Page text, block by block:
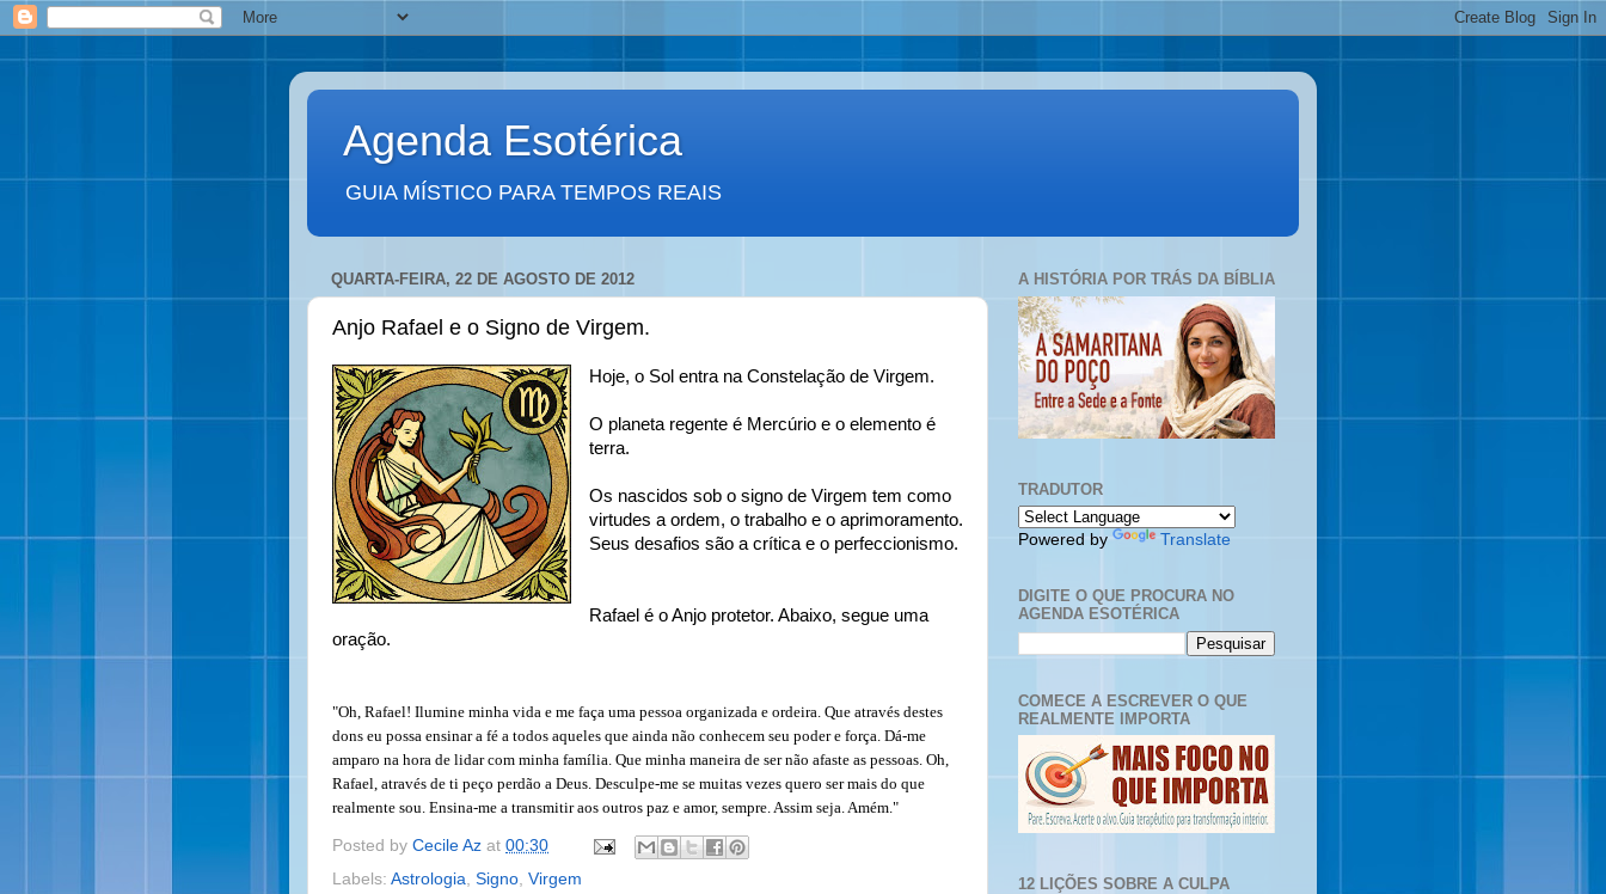
Agenda Esotérica
GUIA MÍSTICO PARA TEMPOS REAIS
QUARTA-FEIRA, 22 DE AGOSTO DE 2012
Anjo Rafael e o Signo de Virgem.
Hoje, o Sol entra na Constelação de Virgem.
O planeta regente é Mercúrio e o elemento é
terra.
Os nascidos sob o signo de Virgem tem como
virtudes a ordem, o trabalho e o aprimoramento.
Seus desafios são a crítica e o perfeccionismo.
Rafael é o Anjo protetor. Abaixo, segue uma
oração.
"Oh, Rafael! Ilumine minha vida e me faça uma pessoa organizada e ordeira. Que através destes
dons eu possa ensinar a fé a todos aqueles que ainda não conhecem seu poder e força. Dá-me
amparo na hora de lidar com minha família. Que minha maneira de ser não afaste as pessoas. Oh,
Rafael, através de ti peço perdão a Deus. Desculpe-me se muitas vezes quero ser mais do que
realmente sou. Ensina-me a transmitir aos outros paz e amor, sempre. Assim seja. Amém."
Posted by Cecile Az at 00:30
Labels: Astrologia Signo Virgem
A HISTÓRIA POR TRÁS DA BÍBLIA
TRADUTOR
Powered by Translate
DIGITE O QUE PROCURA NO
AGENDA ESOTÉRICA
COMECE A ESCREVER O QUE
REALMENTE IMPORTA
12 LIÇÕES SOBRE A CULPA